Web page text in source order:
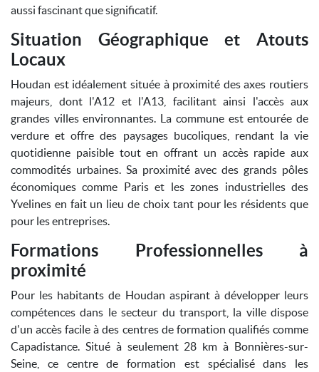
aussi fascinant que significatif.
Situation Géographique et Atouts
Locaux
Houdan est idéalement située à proximité des axes routiers
majeurs, dont l'A12 et l'A13, facilitant ainsi l'accès aux
grandes villes environnantes. La commune est entourée de
verdure et offre des paysages bucoliques, rendant la vie
quotidienne paisible tout en offrant un accès rapide aux
commodités urbaines. Sa proximité avec des grands pôles
économiques comme Paris et les zones industrielles des
Yvelines en fait un lieu de choix tant pour les résidents que
pour les entreprises.
Formations Professionnelles à
proximité
Pour les habitants de Houdan aspirant à développer leurs
compétences dans le secteur du transport, la ville dispose
d'un accès facile à des centres de formation qualifiés comme
Capadistance. Situé à seulement 28 km à Bonnières-sur-
Seine, ce centre de formation est spécialisé dans les